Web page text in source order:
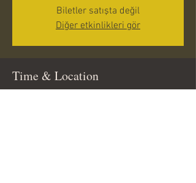
Biletler satışta değil
Diğer etkinlikleri gör
Time & Location